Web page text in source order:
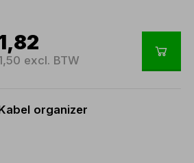
excl. BTW
organizer